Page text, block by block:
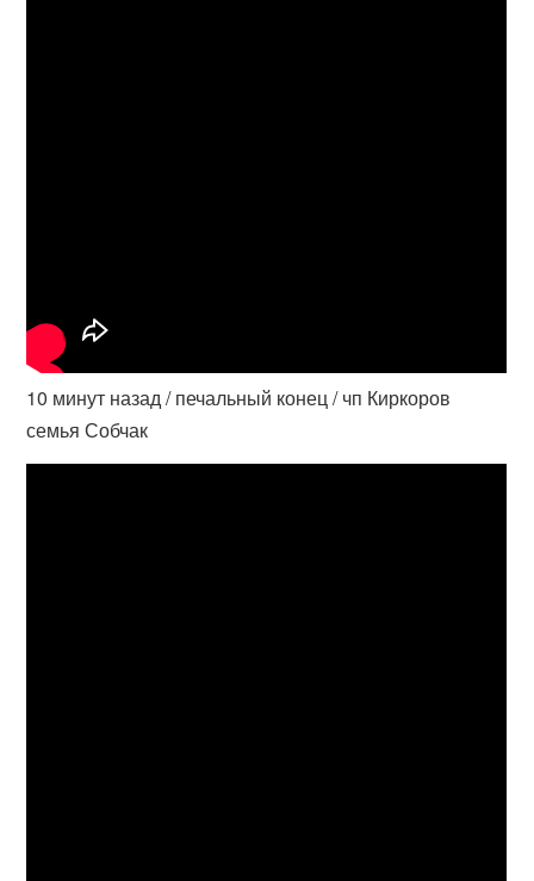
10 минут назад / печальный конец / чп Киркоров
семья Собчак